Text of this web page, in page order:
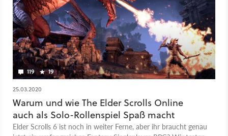
119 19
25.03.2020
Warum und wie The Elder Scrolls Online
auch als Solo-Rollenspiel Spaß macht
Elder Scrolls 6 ist noch in weiter Ferne, aber ihr braucht genau